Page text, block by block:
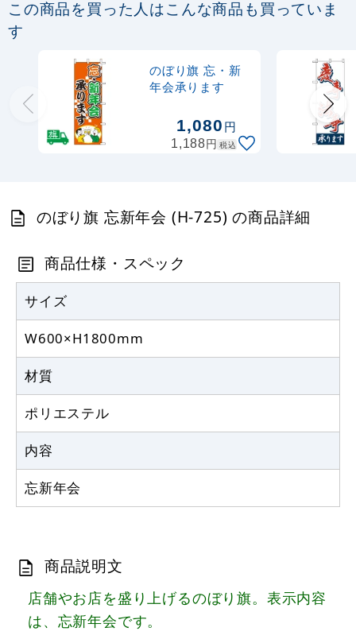
定番のぼり竿 オリジナルのぼりポール
367円 税抜
403 円 税込
2,552円 税込
この商品を買った人はこんな商品も買っていま
す
のぼり旗 忘・新
年会承ります
1,080円
1,188円 税込
のぼり旗 忘新年会 (H-725) の商品詳細
商品仕様・スペック
サイズ
W600×H1800mm
材質
ポリエステル
内容
忘新年会
商品説明文
店舗やお店を盛り上げるのぼり旗。表示内容
は、忘新年会です。